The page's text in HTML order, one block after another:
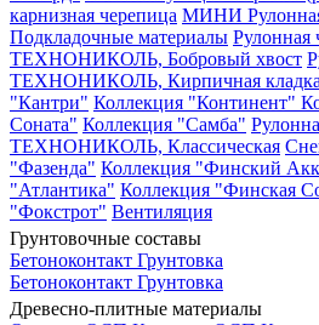
карнизная черепица МИНИ
Подкладочные материалы Рулонная
ТЕХНОНИКОЛЬ, Бобровый хвост
ТЕХНОНИКОЛЬ, Кирпичная кладка
"Кантри" Коллекция "Континент"
Соната" Коллекция "Самба"
ТЕХНОНИКОЛЬ, Классическая
"Фазенда" Коллекция "Финский
"Атлантика" Коллекция "Финская
"Фокстрот" Вентиляция
Грунтовочные составы
Бетоноконтакт Грунтовка
Бетоноконтакт Грунтовка
Древесно-плитные материалы